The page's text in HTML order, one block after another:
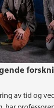
av tid og